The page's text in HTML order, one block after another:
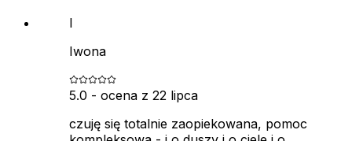
I
Iwona
5.0 - ocena z 22 lipca
czuję się totalnie zaopiekowana, pomoc